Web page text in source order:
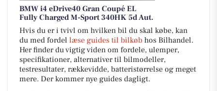
BMW i4 eDrive40 Gran Coupé EL
Fully Charged M-Sport 340HK 5d Aut.
Hvis du er i tvivl om hvilken bil du skal købe, kan
du med fordel læse guides til bilkøb hos Bilhandel.
Her finder du vigtig viden om fordele, ulemper,
specifikationer, alternativer til bilmodeller,
testresultater, rækkevidde, batteristørrelse og meget
mere. Der kommer nye guides dagligt.